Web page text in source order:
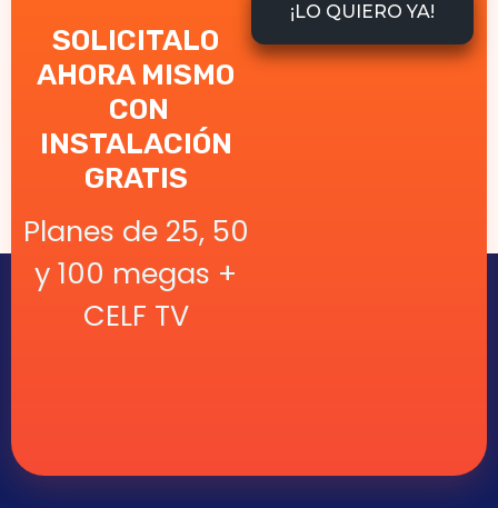
SOLICITALO
AHORA MISMO
CON
INSTALACIÓN
GRATIS
Planes de 25, 50
y 100 megas +
CELF TV
¡LO QUIERO YA!